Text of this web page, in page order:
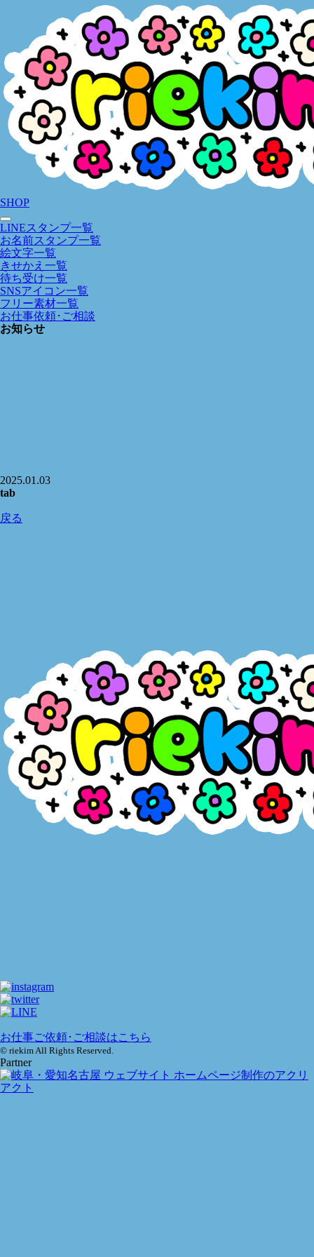
SHOP
LINEスタンプ一覧
お名前スタンプ一覧
絵文字一覧
きせかえ一覧
待ち受け一覧
SNSアイコン一覧
フリー素材一覧
お仕事依頼･ご相談
お知らせ
2025.01.03
tab
戻る
お仕事ご依頼･ご相談はこちら
© riekim All Rights Reserved.
Partner